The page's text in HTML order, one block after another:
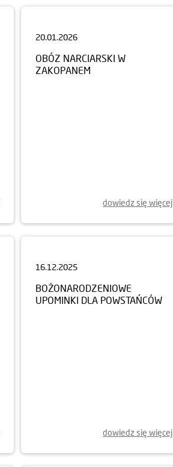
OBÓZ NARCIARSKI W
ZAKOPANEM
dowiedz się więcej
BOŻONARODZENIOWE
UPOMINKI DLA POWSTAŃCÓW
dowiedz się więcej